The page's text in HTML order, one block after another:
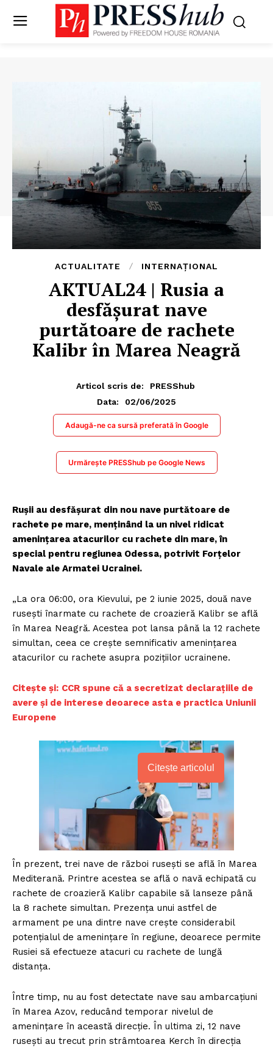
ACTUALITATE INTERNAȚIONAL
AKTUAL24 | Rusia a
desfășurat nave
purtătoare de rachete
Kalibr în Marea Neagră
Articol scris de:
PRESShub
Data:
02/06/2025
Adaugă-ne ca sursă preferată în Google
Urmărește PRESShub pe Google News
Rușii au desfășurat din nou nave purtătoare de
rachete pe mare, menținând la un nivel ridicat
amenințarea atacurilor cu rachete din mare, în
special pentru regiunea Odessa, potrivit Forțelor
Navale ale Armatei Ucrainei.
„La ora 06:00, ora Kievului, pe 2 iunie 2025, două nave
rusești înarmate cu rachete de croazieră Kalibr se află
în Marea Neagră. Acestea pot lansa până la 12 rachete
simultan, ceea ce crește semnificativ amenințarea
atacurilor cu rachete asupra pozițiilor ucrainene.
Citește și: CCR spune că a secretizat declarațiile de
avere și de interese deoarece asta e practica Uniunii
Europene
Citește articolul
În prezent, trei nave de război rusești se află în Marea
Mediterană. Printre acestea se află o navă echipată cu
rachete de croazieră Kalibr capabile să lanseze până
la 8 rachete simultan. Prezența unui astfel de
armament pe una dintre nave crește considerabil
potențialul de amenințare în regiune, deoarece permite
Rusiei să efectueze atacuri cu rachete de lungă
distanța.
Între timp, nu au fost detectate nave sau ambarcațiuni
în Marea Azov, reducând temporar nivelul de
amenințare în această direcție. În ultima zi, 12 nave
rusești au trecut prin strâmtoarea Kerch în direcția